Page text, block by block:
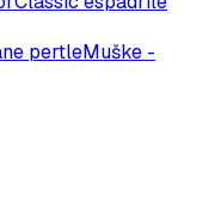
pertleMuške -